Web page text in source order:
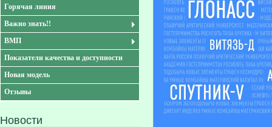
Горячая линия
Важно знать!!
ВМП
Показатели качества и доступности
Новая модель
Отзывы
Новости